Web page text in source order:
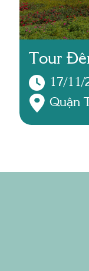
Tour
17/11/
Quận